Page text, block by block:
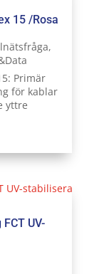
15 /Rosa
,
Primär
för kablar
yttre
UV-